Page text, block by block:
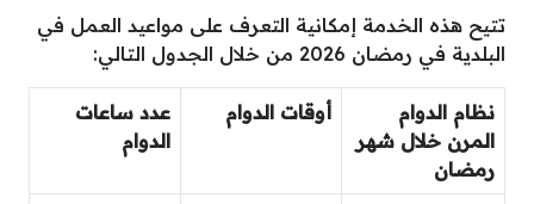
تتيح هذه الخدمة إمكانية التعرف على مواعيد العمل في
البلدية في رمضان 2026 من خلال الجدول التالي:
نظام الدوام
المرن خلال شهر
رمضان
أوقات الدوام
عدد ساعات
الدوام